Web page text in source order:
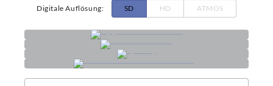
Digitale Auflösung: SD HD ATMOS